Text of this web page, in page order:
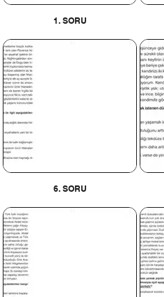
1. SORU
6. SORU